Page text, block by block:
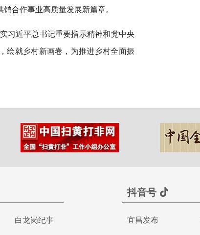
合作事业高质量发展新篇章。
习近平总书记重要指示精神和党中央
绘就乡村新画卷，为推进乡村全面振
白龙岗纪事
抖音号
宜昌发布